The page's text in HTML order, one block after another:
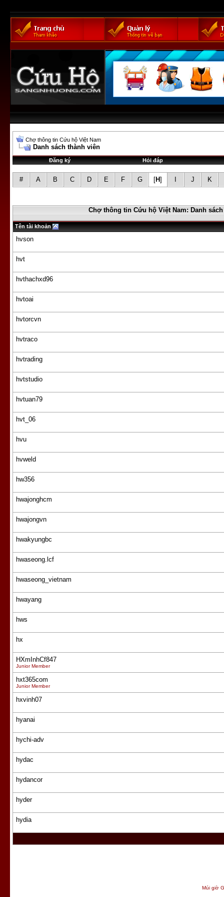
Chợ thông tin Cứu hộ Việt Nam
Danh sách thành viên
Đăng ký Hỏi đáp
# A B C D E F G [H] J K
Chợ thông tin Cứu hộ Việt Nam: Danh
Tên tài khoản
hvson
hvt
hvthachxd96
hvtoai
hvtorcvn
hvtraco
hvtrading
hvtstudio
hvtuan79
hvt_06
hvu
hvweld
hw356
hwajonghcm
hwajongvn
hwakyungbc
hwaseong.lcf
hwaseong_vietnam
hwayang
hws
hx
HXmInhCf847
Junior Member
hxt365com
Junior Member
hxvinh07
hyanai
hychi-adv
hydac
hydancor
hyder
hydia
Múi giờ